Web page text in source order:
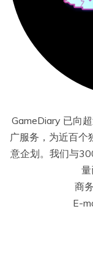
GameDiary 已向
广服务，为近百个
意企划。我们与
商
E-